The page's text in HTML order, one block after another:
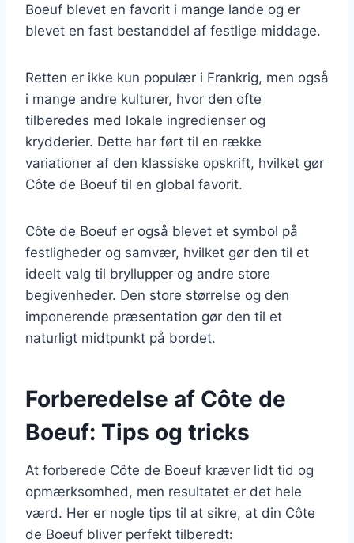
Boeuf blevet en favorit i mange lande og er
blevet en fast bestanddel af festlige middage.
Retten er ikke kun populær i Frankrig, men også
i mange andre kulturer, hvor den ofte
tilberedes med lokale ingredienser og
krydderier. Dette har ført til en række
variationer af den klassiske opskrift, hvilket gør
Côte de Boeuf til en global favorit.
Côte de Boeuf er også blevet et symbol på
festligheder og samvær, hvilket gør den til et
ideelt valg til bryllupper og andre store
begivenheder. Den store størrelse og den
imponerende præsentation gør den til et
naturligt midtpunkt på bordet.
Forberedelse af Côte de
Boeuf: Tips og tricks
At forberede Côte de Boeuf kræver lidt tid og
opmærksomhed, men resultatet er det hele
værd. Her er nogle tips til at sikre, at din Côte
de Boeuf bliver perfekt tilberedt: